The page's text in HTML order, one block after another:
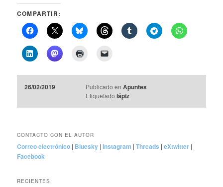
COMPARTIR:
26/02/2019 Publicado en Apuntes
Etiquetado lápiz
CONTACTO CON EL AUTOR
Correo electrónico | Bluesky |Instagram |Threads |eXtwitter |
Facebook
RECIENTES